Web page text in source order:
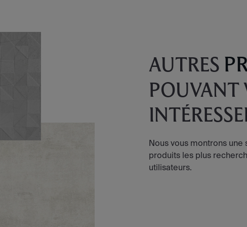
AUTRES
POUVANT
Nous vous montrons une
produits les plus
utilisateurs.